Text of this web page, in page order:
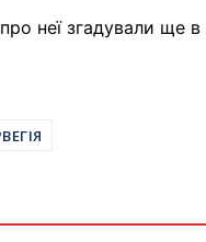
неї згадували ще в